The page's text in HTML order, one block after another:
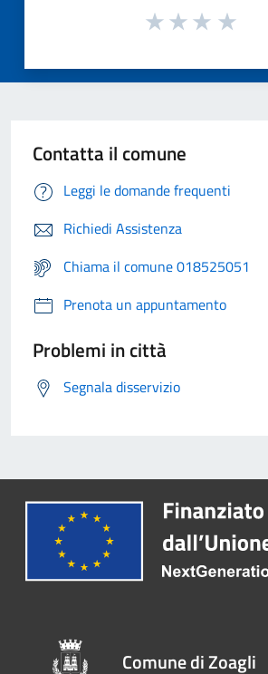
Contatta il comune
Leggi le domande frequenti
Richiedi Assistenza
Chiama il comune 018525051
Prenota un appuntamento
Problemi in città
Segnala disservizio
Comune di Zoagli